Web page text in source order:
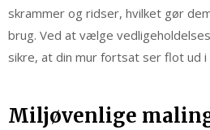
skrammer og ridser, hvilket gør
brug. Ved at vælge
sikre, at din mur fortsat ser flot ud
Miljøvenlige